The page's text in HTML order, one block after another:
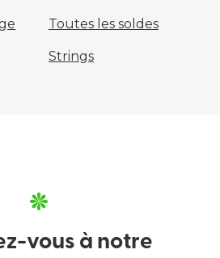
Toutes les soldes
Strings
vous à notre